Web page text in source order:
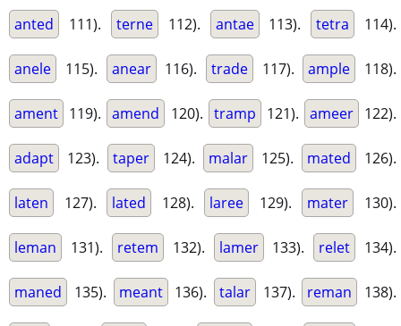
anted 111). terne 112). antae 113). tetra 114).
anele 115). anear 116). trade 117). ample 118).
ament 119). amend 120). tramp 121). ameer 122).
adapt 123). taper 124). malar 125). mated 126).
laten 127). lated 128). laree 129). mater 130).
leman 131). retem 132). lamer 133). relet 134).
maned 135). meant 136). talar 137). reman 138).